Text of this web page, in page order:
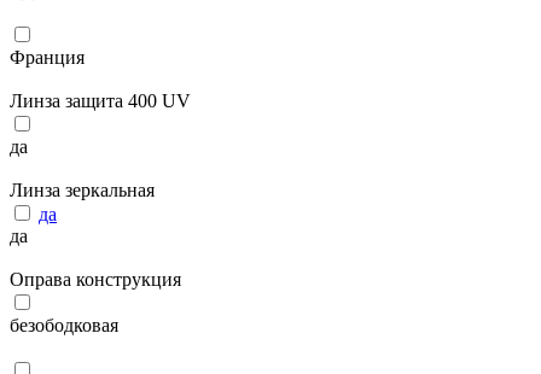
Франция
Линза защита 400 UV
да
Линза зеркальная
да
да
Оправа конструкция
безободковая